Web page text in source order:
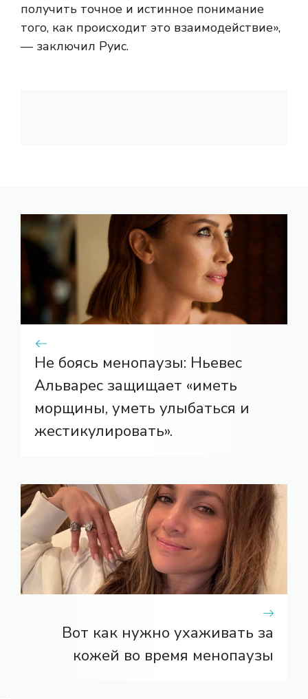
получить точное и истинное понимание
того, как происходит это взаимодействие»,
— заключил Руис.
Не боясь менопаузы: Ньевес
Альварес защищает «иметь
морщины, уметь улыбаться и
жестикулировать».
Вот как нужно ухаживать за
кожей во время менопаузы